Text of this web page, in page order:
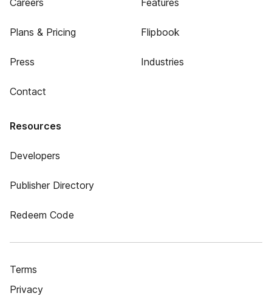
Careers
Plans & Pricing
Press
Contact
Features
Flipbook
Industries
Resources
Developers
Publisher Directory
Redeem Code
Terms
Privacy